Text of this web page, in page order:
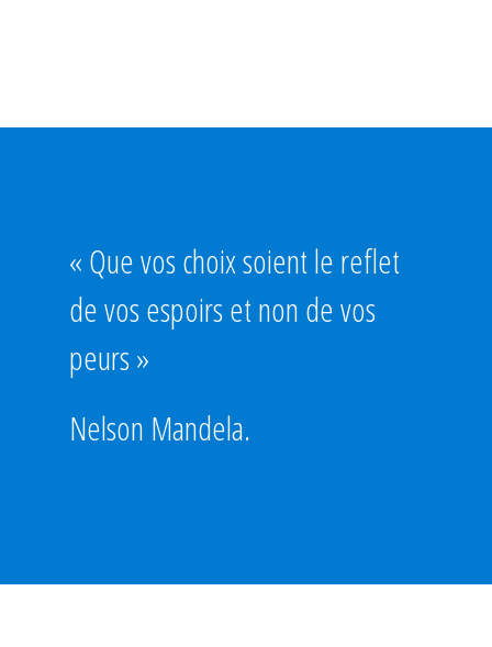
« Que vos choix soient le reflet
de vos espoirs et non de vos
peurs »
Nelson Mandela.